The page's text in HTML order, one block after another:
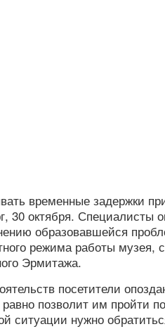
временные задержки
30 октября. Специалисты
образовавшейся
режима работы музея,
Эрмитажа.
посетители
позволит им пройти
ситуации нужно